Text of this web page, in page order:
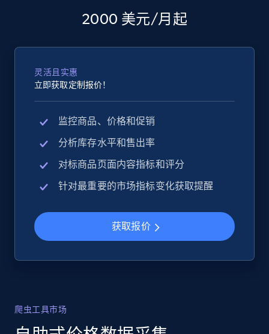
2000 美元/月起
灵活且实惠
立即获取定制报价！
监控商品、价格和促销
分析库存水平和售出率
对标商品页面内容指标和评分
针对最重要的市场指标变化获取提醒
获取报价
爬虫工具市场